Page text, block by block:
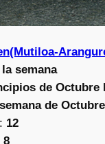
semana
de
de Octubre
12
8